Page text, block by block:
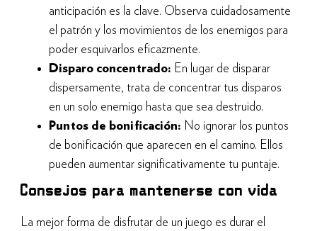
anticipación es la clave. Observa cuidadosamente
el patrón y los movimientos de los enemigos para
poder esquivarlos eficazmente.
Disparo concentrado: En lugar de disparar
dispersamente, trata de concentrar tus disparos
en un solo enemigo hasta que sea destruido.
Puntos de bonificación: No ignorar los puntos
de bonificación que aparecen en el camino. Ellos
pueden aumentar significativamente tu puntaje.
Consejos para mantenerse con vida
La mejor forma de disfrutar de un juego es durar el